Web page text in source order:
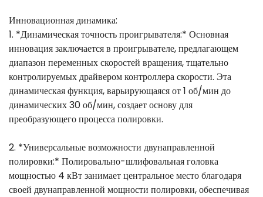
Инновационная динамика:
1. *Динамическая точность проигрывателя:* Основная
инновация заключается в проигрывателе, предлагающем
диапазон переменных скоростей вращения, тщательно
контролируемых драйвером контроллера скорости. Эта
динамическая функция, варьирующаяся от 1 об/мин до
динамических 30 об/мин, создает основу для
преобразующего процесса полировки.
2. *Универсальные возможности двунаправленной
полировки:* Полировально-шлифовальная головка
мощностью 4 кВт занимает центральное место благодаря
своей двунаправленной мощности полировки, обеспечивая